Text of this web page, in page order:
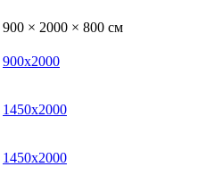
900 × 2000 × 800 см
900х2000
1450х2000
1450х2000